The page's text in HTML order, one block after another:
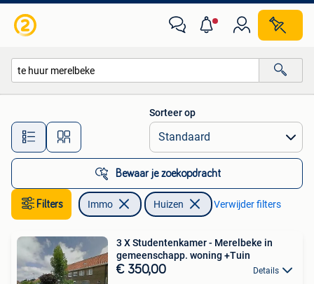
Alle afstanden…
Sorteer op
Bewaar je zoekopdracht
Filters Immo Huizen Verwijder filters
3 X Studentenkamer - Merelbeke in
gemeenschapp. woning +Tuin
€ 350,00 Details